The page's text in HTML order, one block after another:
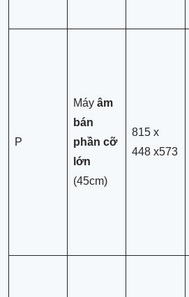
P
Máy âm
bán
phần cỡ
lớn
(45cm)
815 x
448 x573